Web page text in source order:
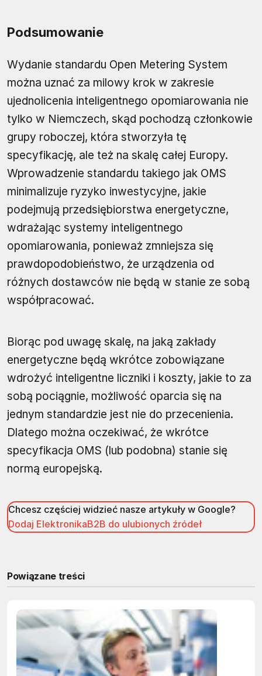
Podsumowanie
Wydanie standardu Open Metering System
można uznać za milowy krok w zakresie
ujednolicenia inteligentnego opomiarowania nie
tylko w Niemczech, skąd pochodzą członkowie
grupy roboczej, która stworzyła tę
specyfikację, ale też na skalę całej Europy.
Wprowadzenie standardu takiego jak OMS
minimalizuje ryzyko inwestycyjne, jakie
podejmują przedsiębiorstwa energetyczne,
wdrażając systemy inteligentnego
opomiarowania, ponieważ zmniejsza się
prawdopodobieństwo, że urządzenia od
różnych dostawców nie będą w stanie ze sobą
współpracować.
Biorąc pod uwagę skalę, na jaką zakłady
energetyczne będą wkrótce zobowiązane
wdrożyć inteligentne liczniki i koszty, jakie to za
sobą pociągnie, możliwość oparcia się na
jednym standardzie jest nie do przecenienia.
Dlatego można oczekiwać, że wkrótce
specyfikacja OMS (lub podobna) stanie się
normą europejską.
Chcesz częściej widzieć nasze artykuły w Google?
Dodaj ElektronikaB2B do ulubionych źródeł
Powiązane treści